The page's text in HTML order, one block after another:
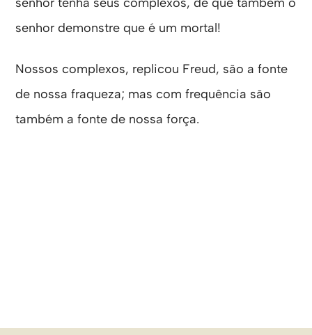
senhor demonstre que é um mortal!
Nossos complexos, replicou Freud, são a fonte
de nossa fraqueza; mas com frequência são
também a fonte de nossa força.